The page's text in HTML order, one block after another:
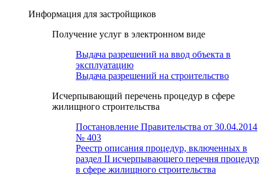
Информация для застройщиков
Получение услуг в электронном виде
Выдача разрешений на ввод объекта в
эксплуатацию
Выдача разрешений на строительство
Исчерпывающий перечень процедур в сфере
жилищного строительства
Постановление Правительства от 30.04.2014
№ 403
Реестр описания процедур, включенных в
раздел II исчерпывающего перечня процедур
в сфере жилищного строительства